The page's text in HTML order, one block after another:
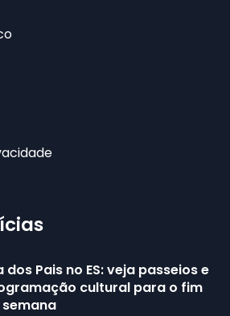
dos Pais no ES: veja passeios e
cultural para o fim
semana